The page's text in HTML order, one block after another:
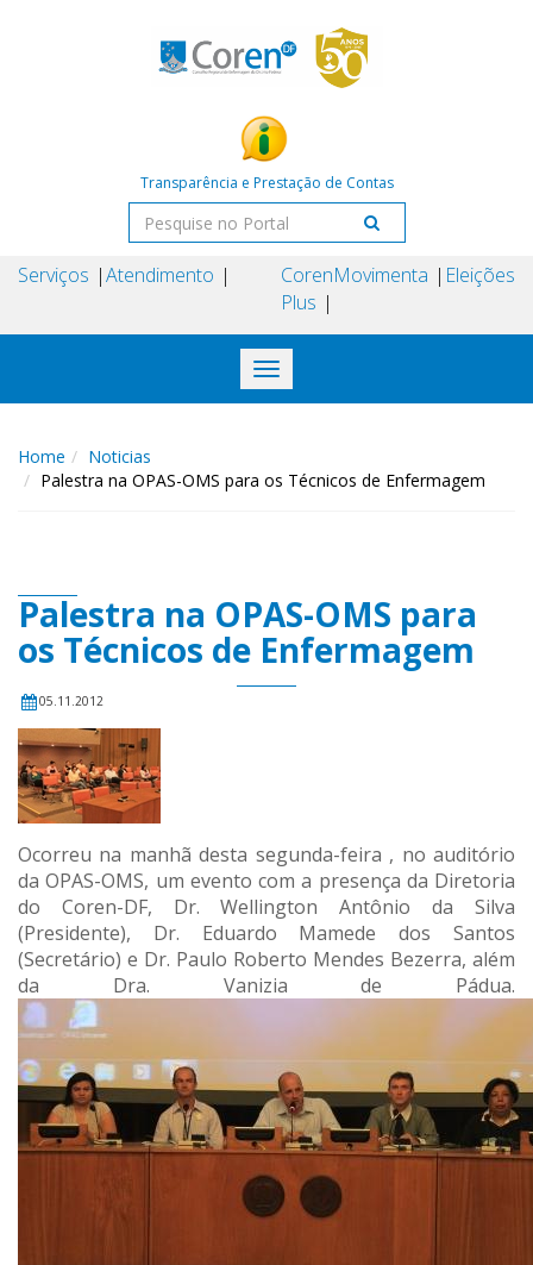
Transparência e Prestação de Contas
Serviços Atendimento
Coren
Plus
Movimenta Eleições
Toggle
navigation
Home
Noticias
Palestra na OPAS-OMS para os Técnicos de Enfermagem
Palestra na OPAS-OMS para
os Técnicos de Enfermagem
05.11.2012
Ocorreu na manhã desta segunda-feira , no auditório
da OPAS-OMS, um evento com a presença da Diretoria
do Coren-DF, Dr. Wellington Antônio da Silva
(Presidente), Dr. Eduardo Mamede dos Santos
(Secretário) e Dr. Paulo Roberto Mendes Bezerra, além
da Dra. Vanizia de Pádua.